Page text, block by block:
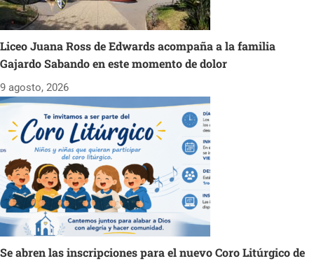
Liceo Juana Ross de Edwards acompaña a la familia
Gajardo Sabando en este momento de dolor
9 agosto, 2026
Se abren las inscripciones para el nuevo Coro Litúrgico de